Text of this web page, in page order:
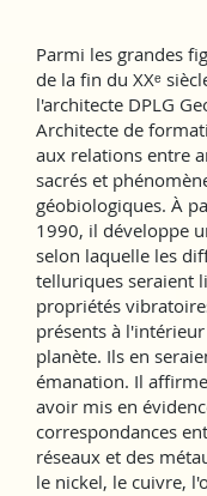
Parmi les grandes
de la fin du XXᵉ
l'architecte DPLG
Architecte de
aux relations entre
sacrés et
géobiologiques. À
1990, il développe
selon laquelle les
telluriques seraient
propriétés
présents à
planète. Ils en
émanation. Il
avoir mis en
correspondances
réseaux et des
le nickel, le cuivre,